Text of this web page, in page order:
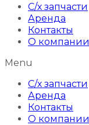
С/х запчасти
Аренда
Контакты
О компании
Menu
С/х запчасти
Аренда
Контакты
О компании